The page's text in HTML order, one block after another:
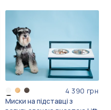
4 390 грн
Миски на підставці з